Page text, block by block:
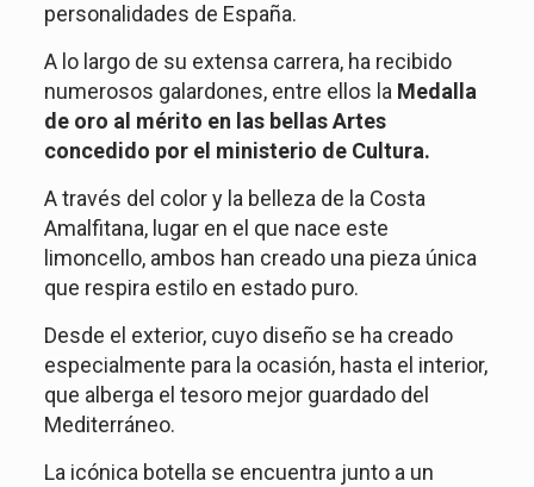
personalidades de España.
A lo largo de su extensa carrera, ha recibido
numerosos galardones, entre ellos la Medalla
de oro al mérito en las bellas Artes
concedido por el ministerio de Cultura.
A través del color y la belleza de la Costa
Amalfitana, lugar en el que nace este
limoncello, ambos han creado una pieza única
que respira estilo en estado puro.
Desde el exterior, cuyo diseño se ha creado
especialmente para la ocasión, hasta el interior,
que alberga el tesoro mejor guardado del
Mediterráneo.
La icónica botella se encuentra junto a un